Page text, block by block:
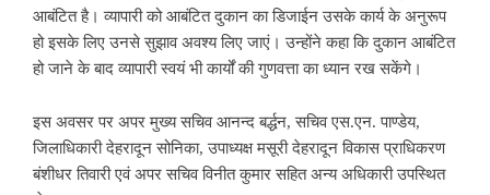
आबंटित है। व्यापारी को आबंटित दुकान का डिजाईन उसके कार्य के अनुरूप
हो इसके लिए उनसे सुझाव अवश्य लिए जाएं। उन्होंने कहा कि दुकान आबंटित
हो जाने के बाद व्यापारी स्वयं भी कार्यों की गुणवत्ता का ध्यान रख सकेंगे।
इस अवसर पर अपर मुख्य सचिव आनन्द बर्द्धन, सचिव एस.एन. पाण्डेय,
जिलाधिकारी देहरादून सोनिका, उपाध्यक्ष मसूरी देहरादून विकास प्राधिकरण
बंशीधर तिवारी एवं अपर सचिव विनीत कुमार सहित अन्य अधिकारी उपस्थित